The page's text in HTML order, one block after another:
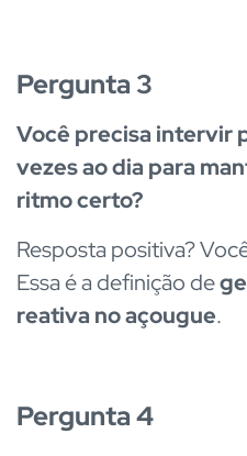
Pergunta 3
Você precisa intervir
vezes ao dia para
ritmo certo?
Resposta positiva?
Essa é a definição de
reativa no açougue.
Pergunta 4